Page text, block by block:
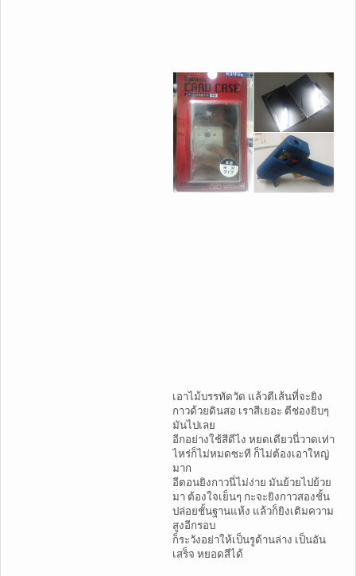
เอาไม้บรรทัดวัด แล้วตีเส้นที่จะยิง
กาวด้วยดินสอ เราสีเยอะ ตีช่องยิบๆ
มันไปเลย
อีกอย่างใช้สีดีไง หยดเดียวนี่วาดเท่า
ไหร่ก็ไม่หมดซะที ก็ไม่ต้องเอาใหญ่
มาก
อีตอนยิงกาวนี่ไม่ง่าย มันย้วยไปย้วย
มา ต้องใจเย็นๆ กะจะยิงกาวสองชั้น
ปล่อยชั้นฐานแห้ง แล้วก็ยิงเติมความ
สูงอีกรอบ
ก็ระวังอย่าให้เป็นรูด้านล่าง เป็นอัน
เสร็จ หยอดสีได้